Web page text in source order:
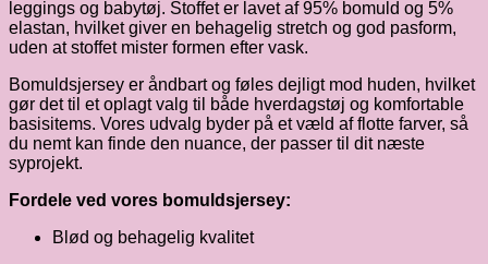
leggings og babytøj. Stoffet er lavet af 95% bomuld og 5%
elastan, hvilket giver en behagelig stretch og god pasform,
uden at stoffet mister formen efter vask.
Bomuldsjersey er åndbart og føles dejligt mod huden, hvilket
gør det til et oplagt valg til både hverdagstøj og komfortable
basisitems. Vores udvalg byder på et væld af flotte farver, så
du nemt kan finde den nuance, der passer til dit næste
syprojekt.
Fordele ved vores bomuldsjersey:
Blød og behagelig kvalitet